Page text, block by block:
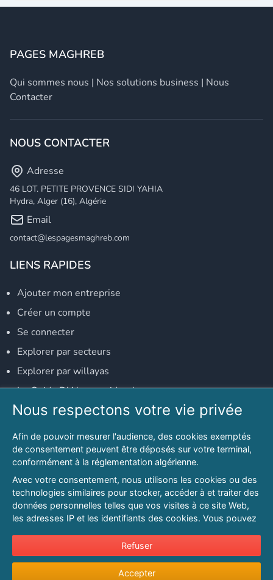
PAGES MAGHREB
Qui sommes nous | Nos solutions business | Nous
Contacter
NOUS CONTACTER
Adresse
46 LOT. PETITE PROVENCE SIDI YAHIA
Hydra, Alger (16), Algérie
Email
contact@lespagesmaghreb.com
LIENS RAPIDES
Ajouter mon entreprise
Créer un compte
Se connecter
Explorer par secteurs
Explorer par willayas
Le Guide D'Alger, guide-alger.com
NOS RÉSEAUX SOCIAUX
Notre page Facebook
Notre page LinkedIn
Notre page Instagram
Notre page Twitter
© 2026 PAGESMAGHREB.COM. ALL RIGHTS RESERVED
Conditions générales d'utilisation
Nous respectons votre vie privée
Afin de pouvoir mesurer l'audience, des cookies exemptés
de consentement peuvent être déposés sur votre terminal,
conformément à la réglementation algérienne.
Avec votre consentement, nous utilisons les cookies ou des
technologies similaires pour stocker, accéder à et traiter des
données personnelles telles que vos visites à ce site Web,
les adresses IP et les identifiants des cookies. Vous pouvez
sur l'intérêt légitime à tout moment en cliquant sur « Refuser
».
Pour en savoir plus sur notre politique en matière de cookies
Refuser
Accepter